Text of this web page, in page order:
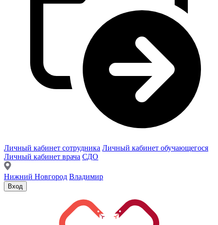
Личный кабинет сотрудника Личный кабинет обучающегося
Личный кабинет врача СДО
Нижний Новгород Владимир
Вход